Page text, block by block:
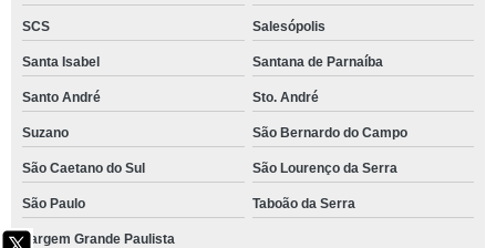
SCS Salesópolis
Santa Isabel Santana de Parnaíba
Santo André Sto. André
Suzano São Bernardo do Campo
São Caetano do Sul São Lourenço da Serra
São Paulo Taboão da Serra
Vargem Grande Paulista